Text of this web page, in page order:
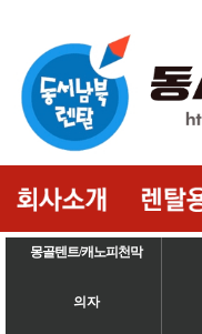
몽골텐트/캐노피천막
의자